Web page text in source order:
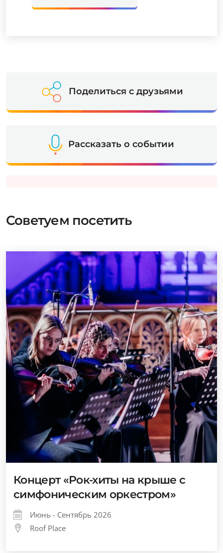
Поделиться с друзьями
Рассказать о событии
Советуем посетить
Концерт «Рок-хиты на крыше с
симфоническим оркестром»
Июнь - Сентябрь 2026
Roof Place